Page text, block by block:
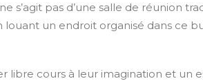
s’agit pas d’une salle de réunion
louant un endroit organisé dans ce
libre cours à leur imagination et